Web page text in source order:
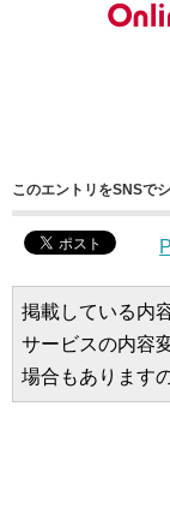
このエントリをSNSで
掲載している内
サービスの内容
場合もあります